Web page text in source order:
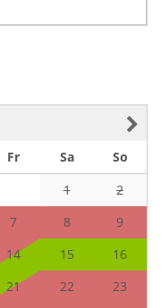
Fr Sa
So
1
2
7 8
9
14 15
16
21 22
23